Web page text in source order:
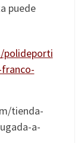
puede
polideporti